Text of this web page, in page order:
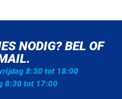
NODIG? BEL OF
8:30 tot 18:00
8:30 tot 17:00